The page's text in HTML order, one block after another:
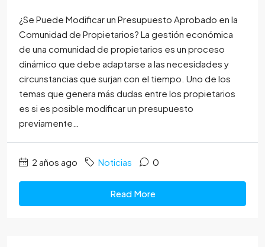
¿Se Puede Modificar un Presupuesto Aprobado en la
Comunidad de Propietarios? La gestión económica
de una comunidad de propietarios es un proceso
dinámico que debe adaptarse a las necesidades y
circunstancias que surjan con el tiempo. Uno de los
temas que genera más dudas entre los propietarios
es si es posible modificar un presupuesto
previamente…
2 años ago Noticias 0
Read More